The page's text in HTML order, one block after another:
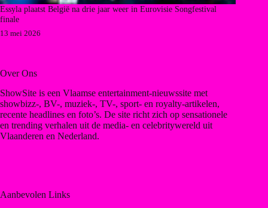
Essyla plaatst België na drie jaar weer in Eurovisie Songfestival
finale
13 mei 2026
Over Ons
ShowSite is een Vlaamse entertainment-nieuwssite met
showbizz-, BV-, muziek-, TV-, sport- en royalty-artikelen,
recente headlines en foto’s. De site richt zich op sensationele
en trending verhalen uit de media- en celebritywereld uit
Vlaanderen en Nederland.
Aanbevolen Links